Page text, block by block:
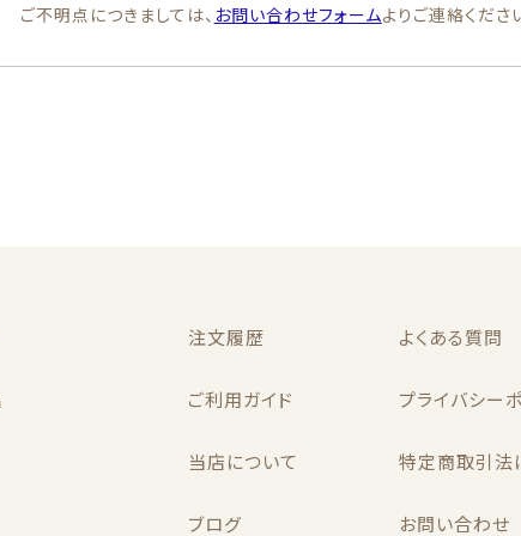
ご不明点につきましては、 お問い合わせフォームよりご連絡くださ
注文履歴
ご利用ガイド
当店について
ブログ
よくある質問
プライバシー
特定商取引法
お問い合わせ